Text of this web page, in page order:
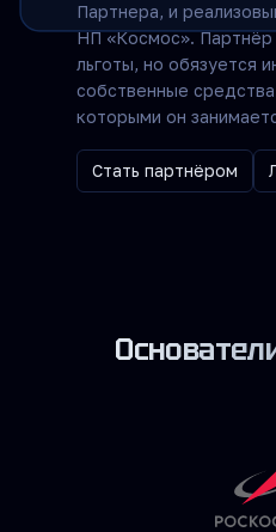
Партнера, и
НП «Космос». Партнёр
льготы, но обязуется
собственные
которыми он
Стать партнёром